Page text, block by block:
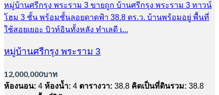
หมู่บ้านศรีกรุง พระราม 3 ขายถูก บ้านศรีกรุง พระราม 3 ทาวน์
โฮม 3 ชั้น พร้อมชั้นลอยดาดฟ้า 38.8 ตร.ว. บ้านพร้อมอยู่ พื้นที่
ใช้สอยเยอะ บิวท์อินทั้งหลัง ทำเลดี เ...
หมู่บ้านศรีกรุง พระราม 3
12,000,000บาท
ห้องนอน: 4 ห้องน้ำ: 4 ตารางวา: 38.8 คิดเป็นที่ดินรวม: 38.8